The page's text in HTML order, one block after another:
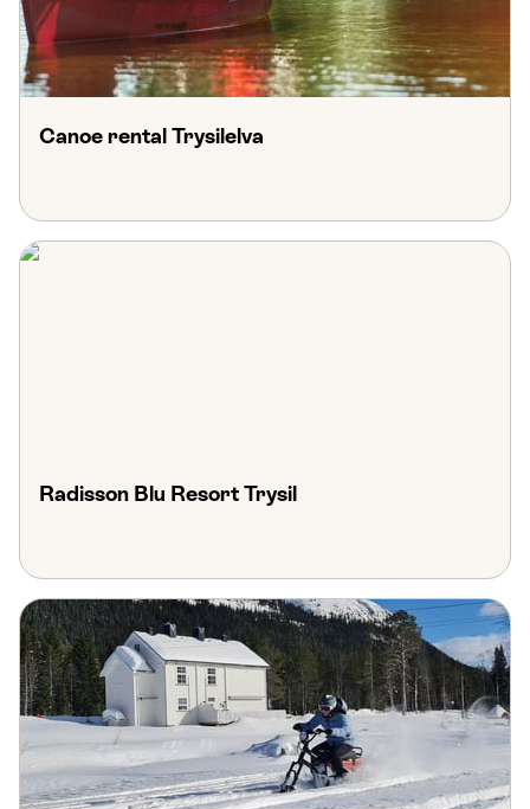
Canoe rental Trysilelva
Radisson Blu Resort Trysil